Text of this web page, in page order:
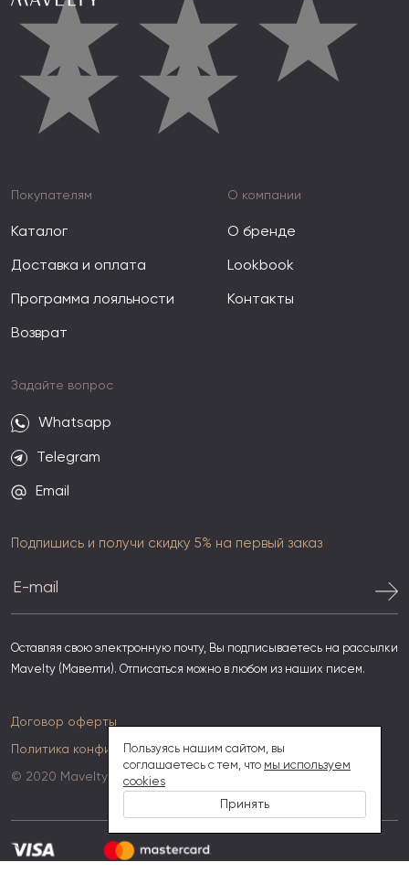
★★★
★★
Подпишись и получи скидку 5% на первый заказ
Оставляя свою электронную почту, Вы подписываетесь на рассылки
Mavelty (Мавелти). Отписаться можно в любом из наших писем.
Покупателям
Каталог
Доставка и оплата
Программа лояльности
Возврат
О компании
О бренде
Lookbook
Контакты
Задайте вопрос
Whatsapp
Telegram
Email
Договор оферты
Политика конфиденциальности
© 2020 Mavelty
Пользуясь нашим сайтом, вы
соглашаетесь с тем, что мы используем
cookies
Принять